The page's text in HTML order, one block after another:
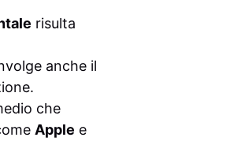
risulta
anche il
che
Apple e